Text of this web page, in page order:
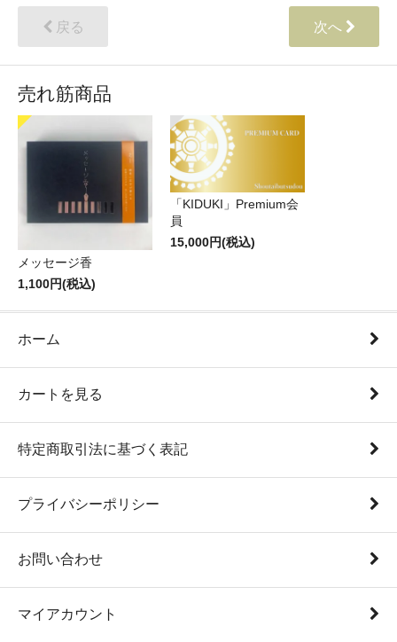
戻る 次へ
売れ筋商品
メッセージ香
1,100円(税込)
「KIDUKI」Premium会
員
15,000円(税込)
ホーム
カートを見る
特定商取引法に基づく表記
プライバシーポリシー
お問い合わせ
マイアカウント